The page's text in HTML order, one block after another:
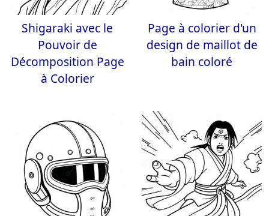
Shigaraki avec le
Pouvoir de
Décomposition Page
à Colorier
Page à colorier d'un
design de maillot de
bain coloré